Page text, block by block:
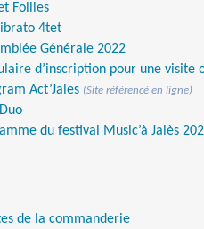
Follies
4tet
Générale 2022
d’inscription pour une visite
Act’Jales (Site référencé en ligne)
du festival Music’à Jalès
de la commanderie